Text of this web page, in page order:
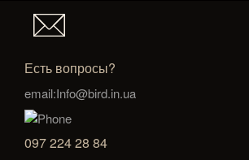
Есть вопросы?
email:Info@bird.in.ua
097 224 28 84